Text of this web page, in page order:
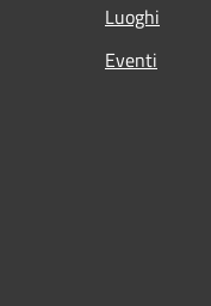
Luoghi
Eventi